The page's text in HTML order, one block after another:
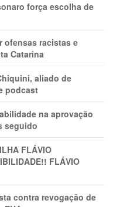
força escolha de
ofensas racistas e
Catarina
aliado de
podcast
na aprovação
seguido
FLÁVIO
FLÁVIO
contra revogação de